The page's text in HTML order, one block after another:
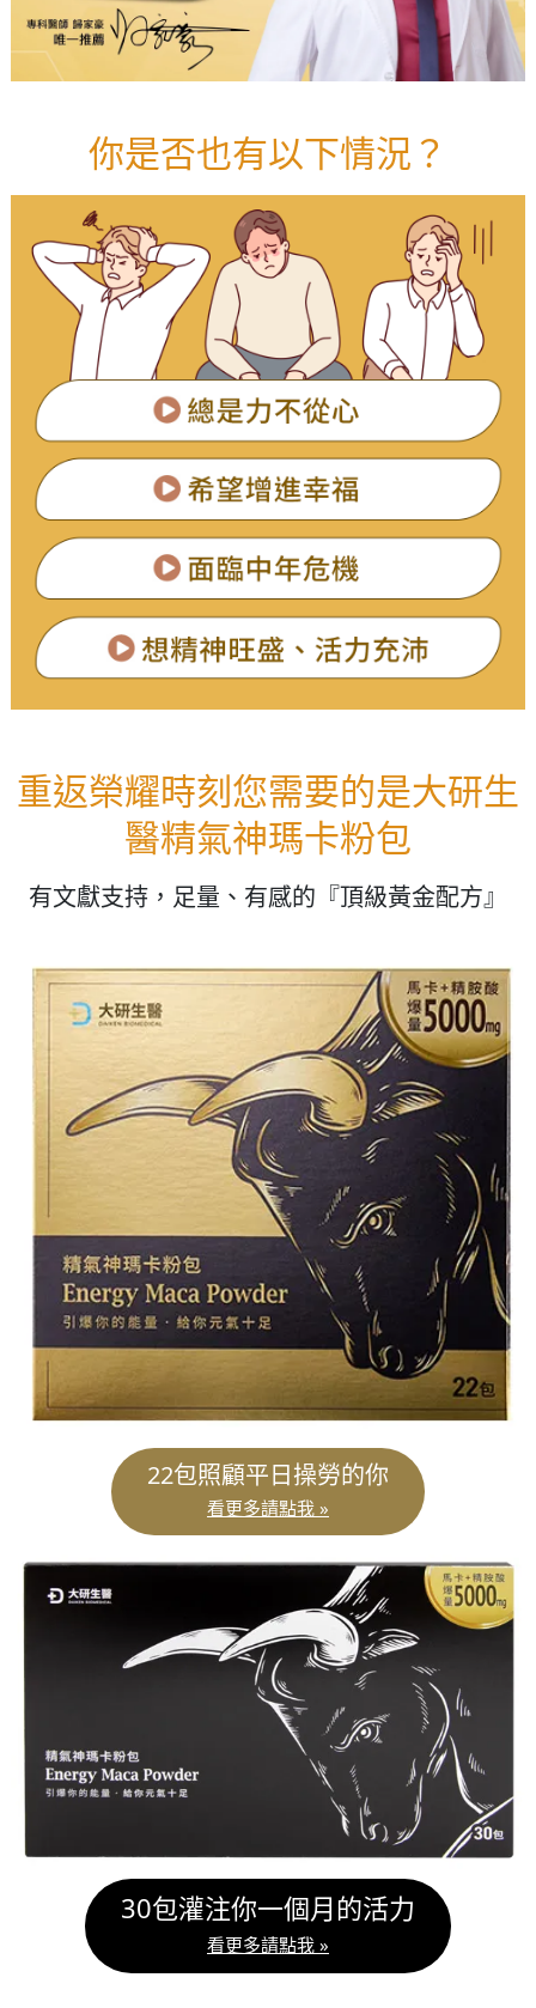
你是否也有以下情況？
重返榮耀時刻您需要的是大研生
醫精氣神瑪卡粉包
有文獻支持，足量、有感的『頂級黃金配方』
22包照顧平日操勞的你
看更多請點我 »
30包灌注你一個月的活力
看更多請點我 »